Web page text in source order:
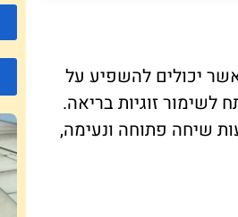
יכולים להשפיע על
זוגיות בריאה.
שיחה פתוחה ונעימה,